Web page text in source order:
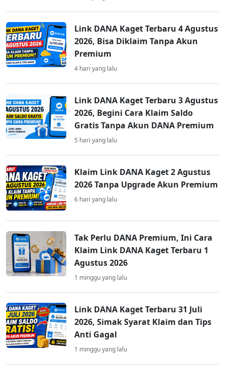
Link DANA Kaget Terbaru 4 Agustus
2026, Bisa Diklaim Tanpa Akun
Premium
4 hari yang lalu
Link DANA Kaget Terbaru 3 Agustus
2026, Begini Cara Klaim Saldo
Gratis Tanpa Akun DANA Premium
5 hari yang lalu
Klaim Link DANA Kaget 2 Agustus
2026 Tanpa Upgrade Akun Premium
6 hari yang lalu
Tak Perlu DANA Premium, Ini Cara
Klaim Link DANA Kaget Terbaru 1
Agustus 2026
1 minggu yang lalu
Link DANA Kaget Terbaru 31 Juli
2026, Simak Syarat Klaim dan Tips
Anti Gagal
1 minggu yang lalu